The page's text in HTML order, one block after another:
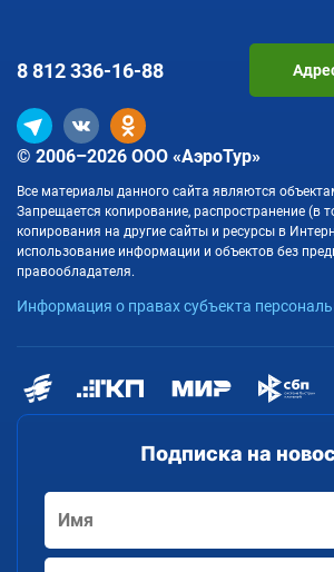
Подписка на
© 2006–2026 ООО «АэроТур»
Все материалы данного сайта являются
Запрещается копирование, распространение (в
копирования на другие сайты и ресурсы в
использование информации и объектов без
правообладателя.
Информация о правах субъекта
8 812336-16-88